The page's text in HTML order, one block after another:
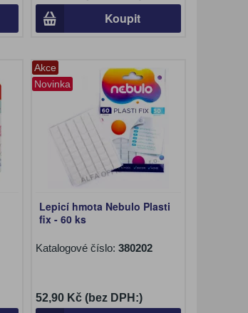
Koupit
Akce
Novinka
Lepicí hmota Nebulo Plasti
fix - 60 ks
Katalogové číslo: 380202
52,90 Kč (bez DPH:)